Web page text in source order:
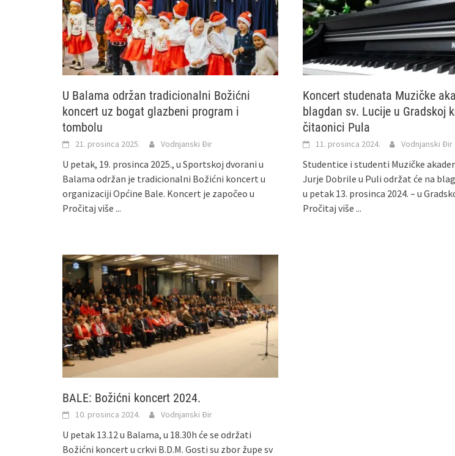
U Balama održan tradicionalni Božićni
koncert uz bogat glazbeni program i
tombolu
21. prosinca 2025. Vodnjanski Đir
U petak, 19. prosinca 2025., u Sportskoj dvorani u
Balama održan je tradicionalni Božićni koncert u
organizaciji Općine Bale. Koncert je započeo u
Pročitaj više ...
Koncert studenata Muzičke
blagdan sv. Lucije u Gradskoj
čitaonici Pula
11. prosinca 2024. Vodnjanski Đir
Studentice i studenti Muzičke
Jurje Dobrile u Puli održat će na
u petak 13. prosinca 2024. – u
Pročitaj više ...
BALE: Božićni koncert 2024.
10. prosinca 2024. Vodnjanski Đir
U petak 13.12 u Balama, u 18.30h će se održati
Božićni koncert u crkvi B.D.M. Gosti su zbor župe sv